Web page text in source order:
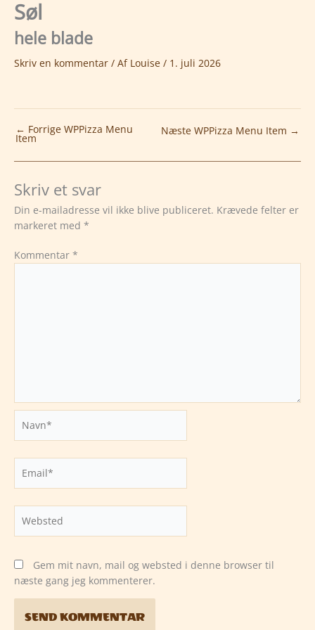
indholdet
Søl
hele blade
Skriv en kommentar / Af Louise / 1. juli 2026
← Forrige WPPizza Menu
Item
Næste WPPizza Menu Item →
Skriv et svar
Din e-mailadresse vil ikke blive publiceret. Krævede felter er
markeret med *
Kommentar *
Gem mit navn, mail og websted i denne browser til
næste gang jeg kommenterer.